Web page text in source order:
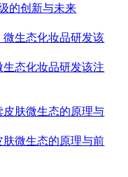
的创新与未来
态化妆品研发该注
微生态的原理与前